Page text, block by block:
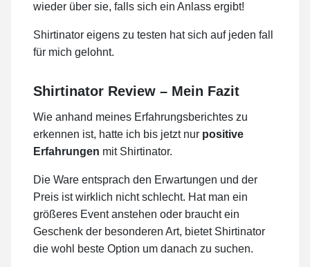
wieder über sie, falls sich ein Anlass ergibt!
Shirtinator eigens zu testen hat sich auf jeden fall
für mich gelohnt.
Shirtinator Review – Mein Fazit
Wie anhand meines Erfahrungsberichtes zu
erkennen ist, hatte ich bis jetzt nur positive
Erfahrungen mit Shirtinator.
Die Ware entsprach den Erwartungen und der
Preis ist wirklich nicht schlecht. Hat man ein
größeres Event anstehen oder braucht ein
Geschenk der besonderen Art, bietet Shirtinator
die wohl beste Option um danach zu suchen.